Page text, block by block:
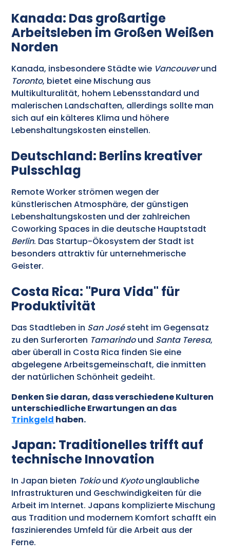
Kanada: Das großartige
Arbeitsleben im Großen Weißen
Norden
Kanada, insbesondere Städte wie Vancouverund
Toronto, bietet eine Mischung aus
Multikulturalität, hohem Lebensstandard und
malerischen Landschaften, allerdings sollte man
sich auf ein kälteres Klima und höhere
Lebenshaltungskosten einstellen.
Deutschland: Berlins kreativer
Pulsschlag
Remote Worker strömen wegen der
künstlerischen Atmosphäre, der günstigen
Lebenshaltungskosten und der zahlreichen
Coworking Spaces in die deutsche Hauptstadt
Berlin. Das Startup-Ökosystem der Stadt ist
besonders attraktiv für unternehmerische
Geister.
Costa Rica: "Pura Vida" für
Produktivität
Das Stadtleben in San Josésteht im Gegensatz
zu den Surferorten Tamarindound Santa Teresa,
aber überall in Costa Rica finden Sie eine
abgelegene Arbeitsgemeinschaft, die inmitten
der natürlichen Schönheit gedeiht.
Denken Sie daran, dass verschiedene Kulturen
unterschiedliche Erwartungen an das
Trinkgeld haben.
Japan: Traditionelles trifft auf
technische Innovation
In Japan bieten Tokiound Kyotounglaubliche
Infrastrukturen und Geschwindigkeiten für die
Arbeit im Internet. Japans komplizierte Mischung
aus Tradition und modernem Komfort schafft ein
faszinierendes Umfeld für die Arbeit aus der
Ferne.